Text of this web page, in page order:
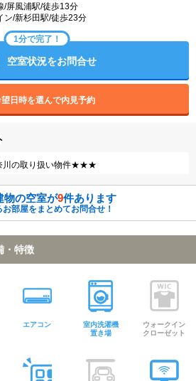
/屏風浦駅/徒歩13分
ン/新杉田駅/徒歩23分
1分で完了！
空室状況をお問合せ
日時を選んで内見予約
川の取り扱い物件★★★
物の空室が9件あります
お部屋をまとめてお問合せ！
・特徴
エアコン
室内洗濯機
置き場
ウォークイン
クローゼット